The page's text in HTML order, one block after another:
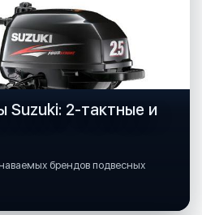
2-тактные и
брендов подвесных